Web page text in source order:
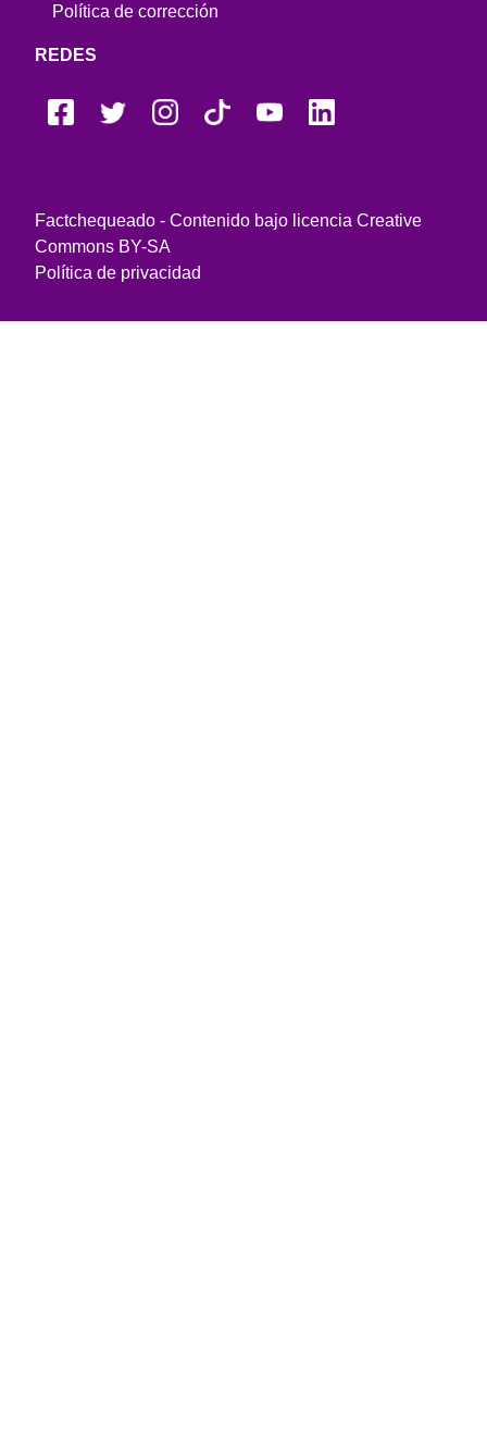
Política de corrección
REDES
Factchequeado - Contenido bajo licencia Creative
Commons BY-SA
Política de privacidad